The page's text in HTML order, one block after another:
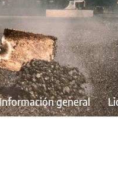
Información general